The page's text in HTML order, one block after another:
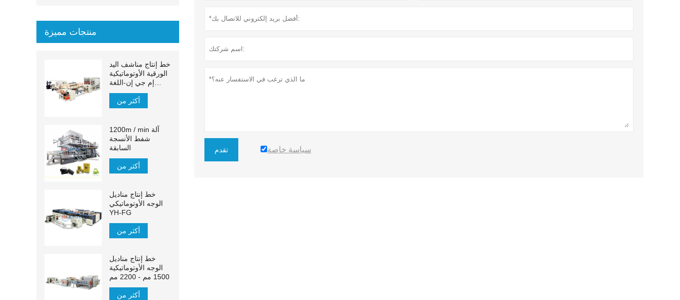
تقدم سياسة خاصة
منتجات مميزة
خط إنتاج مناشف اليد
الورقية الأوتوماتيكية
إم جي إن-اللغة
الإنجليزية:
أكثر من
1200m / min آلة
شفط الأنسجة
السابقة
أكثر من
خط إنتاج مناديل
الوجه الأوتوماتيكي
YH-FG
أكثر من
خط إنتاج مناديل
الوجه الأوتوماتيكية
1500 مم - 2200 مم
أكثر من